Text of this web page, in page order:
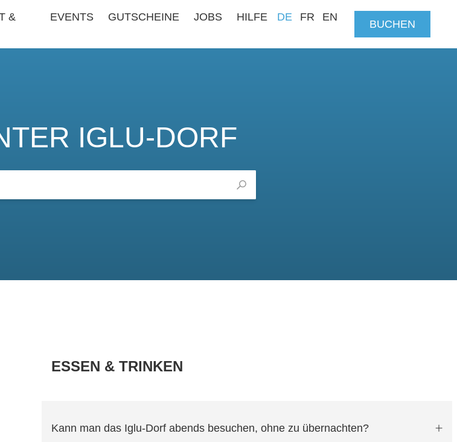
&
EVENTS GUTSCHEINE JOBS HILFE DE FR EN
BUCHEN
IGLU-DORF
ESSEN & TRINKEN
Kann man das Iglu-Dorf abends besuchen, ohne zu übernachten?